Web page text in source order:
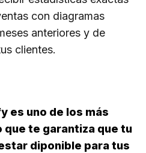
con diagramas
anteriores y de
clientes.
es uno de los más
que te garantiza que tu
diponible para tus